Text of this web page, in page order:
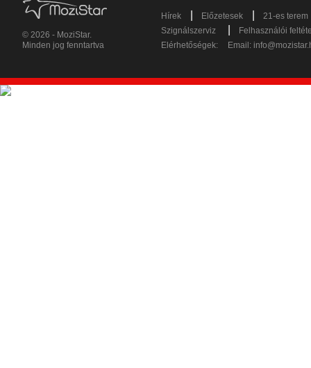
© 2026 - MoziStar.
Minden jog fenntartva
Hírek Előzetesek
21-es terem
Szignálszerviz
Felhasználói
Elérhetőségek:
Email: